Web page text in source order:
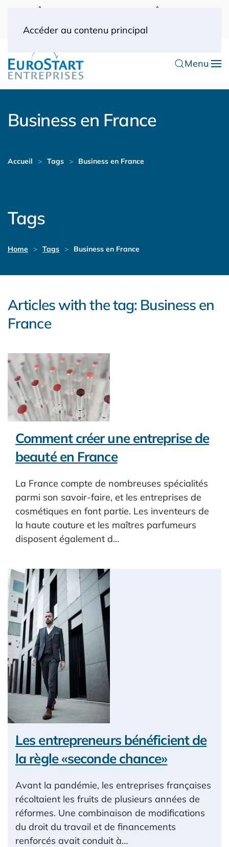
Accéder au contenu principal
(0) 1 53 57 49 10
0033 (0) 6 70 52 11 09
Menu
Business en France
Accueil Tags Business en France
Tags
Home Tags Business en France
Articles with the tag: Business en
France
Comment créer une entreprise de
beauté en France
La France compte de nombreuses spécialités
parmi son savoir-faire, et les entreprises de
cosmétiques en font partie. Les inventeurs de
la haute couture et les maîtres parfumeurs
disposent également d…
Les entrepreneurs bénéficient de
la règle «seconde chance»
Avant la pandémie, les entreprises françaises
récoltaient les fruits de plusieurs années de
réformes. Une combinaison de modifications
du droit du travail et de financements
renforcés avait conduit à…